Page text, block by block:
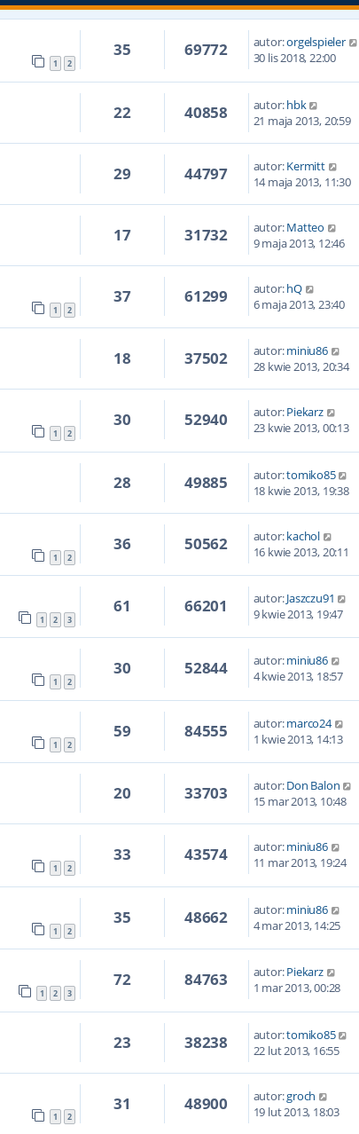
1 2
35 69772 autor:orgelspieler
30 lis 2018, 22:00
22 40858 autor:hbk
21 maja 2013, 20:59
29 44797 autor:Kermitt
14 maja 2013, 11:30
17 31732 autor:Matteo
9 maja 2013, 12:46
1 2
37 61299 autor:hQ
6 maja 2013, 23:40
18 37502 autor:miniu86
28 kwie 2013, 20:34
1 2
30 52940 autor:Piekarz
23 kwie 2013, 00:13
28 49885 autor:tomiko85
18 kwie 2013, 19:38
1 2
36 50562 autor:kachol
16 kwie 2013, 20:11
1 2 3
61 66201 autor:Jaszczu91
9 kwie 2013, 19:47
1 2
30 52844 autor:miniu86
4 kwie 2013, 18:57
1 2
59 84555 autor:marco24
1 kwie 2013, 14:13
20 33703 autor:Don Balon
15 mar 2013, 10:48
1 2
33 43574 autor:miniu86
11 mar 2013, 19:24
1 2
35 48662 autor:miniu86
4 mar 2013, 14:25
1 2 3
72 84763 autor:Piekarz
1 mar 2013, 00:28
23 38238 autor:tomiko85
22 lut 2013, 16:55
1 2
31 48900 autor:groch
19 lut 2013, 18:03